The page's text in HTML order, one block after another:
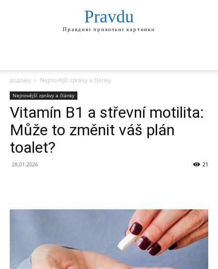
Pravdu
Правдиві прикольні картинки
додому Nejnovější zprávy a články
Nejnovější zprávy a články
Vitamín B1 a střevní motilita:
Může to změnit váš plán
toalet?
28.01.2026 21